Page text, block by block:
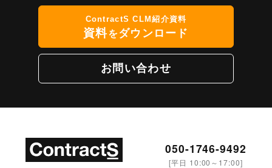
ContractS CLM紹介資料
資料をダウンロード
お問い合わせ
050-1746-9492
[平日 10:00～17:00]